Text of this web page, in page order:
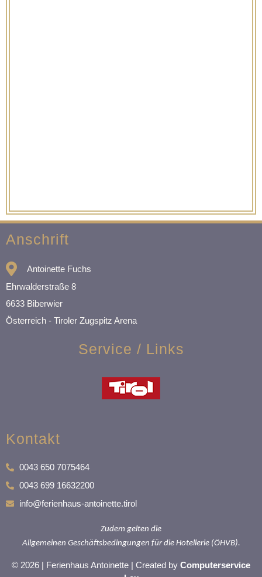
Anschrift
Antoinette Fuchs
Ehrwalderstraße 8
6633 Biberwier
Österreich - Tiroler Zugspitz Arena
Service / Links
Kontakt
0043 650 7075464
0043 699 16632200
info@ferienhaus-antoinette.tirol
Zudem gelten die
Allgemeinen Geschäftsbedingungen für die Hotellerie (ÖHVB).
© 2026 | Ferienhaus Antoinette | Created by Computerservice